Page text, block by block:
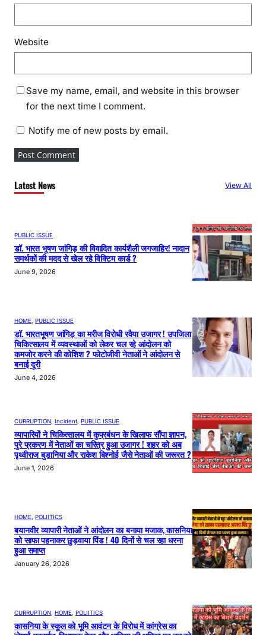
Website
Save my name, email, and website in this browser
for the next time I comment.
Notify me of new posts by email.
Latest News View All
PUBLIC ISSUE
डॉ. भारत भूषण जांगिड़ की विवादित कार्यशैली जगजाहिर! नादान
समर्थकों की मदद से खेल रहे विक्टिम कार्ड ?
June 9, 2026
HOME PUBLIC ISSUE
डॉ. भारतभूषण जांगिड़ का मरीज विरोधी रवैया उजागर ! उपजिला
चिकित्सालय में व्यवस्थाओं को लेकर चल रहे आंदोलन को
कमजोर करने की कोशिश ? फोटोजीवी नेताओं ने आंदोलन से
बनाई दूरी
June 4, 2026
CURRUPTION, Incident, PUBLIC ISSUE
व्यापारियों ने चिकित्सालय में कुप्रबंधन के खिलाफ सौंपा ज्ञापन,
पुरे प्रकरण में नेताओं का चरित्र हुआ उजागर ! शहर को अब
पृथ्वीराज बुडानिया और राकेश बिश्नोई जैसे नेताओं की जरूरत ?
June 1, 2026
HOME, POLIITICS
बयानवीर व्यापारी नेताओं ने आंदोलन का बनाया मजाक, कासनिया
को साफा पहनाकर छुड़वाया पिंड ! 40 दिनों से चल रहा धरना
हुआ समाप्त
January 26, 2026
CURRUPTION, HOME, POLIITICS
कासनिया के स्कूल को भूमि आवंटन के विरोध में कांग्रेस का